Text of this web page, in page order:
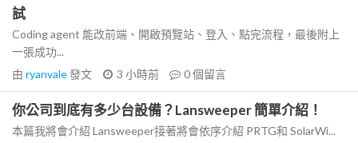
試
Coding agent 能改前端、開啟預覽站、登入、點完流程，最後附上
一張成功...
由 ryanvale發文 3 小時前 0個留言
你公司到底有多少台設備？Lansweeper 簡單介紹！
本篇我將會介紹 Lansweeper接著將會依序介紹 PRTG和 SolarWi...